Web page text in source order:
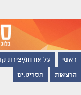
ראשי על אודות/יצירת
הרצאות תסריט.ים